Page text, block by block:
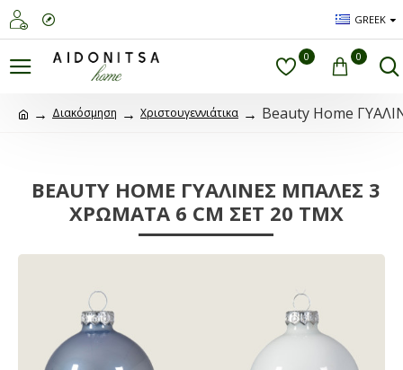
GREEK
0 0
Διακόσμηση Χριστουγεννιάτικα Beauty Home
BEAUTY HOME ΓΥΑΛΙΝΕΣ ΜΠΑΛΕΣ 3
ΧΡΩΜΑΤΑ 6 CM ΣΕΤ 20 ΤΜΧ